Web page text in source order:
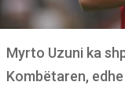
Myrto Uzuni ka
Kombëtaren,